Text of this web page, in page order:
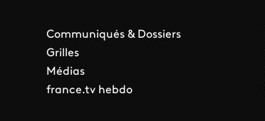
Communiqués & Dossiers
Grilles
Médias
france.tv hebdo